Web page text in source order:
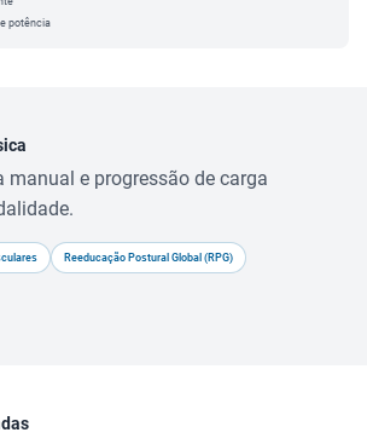
potência
manual e progressão de carga
Reeducação Postural Global (RPG)